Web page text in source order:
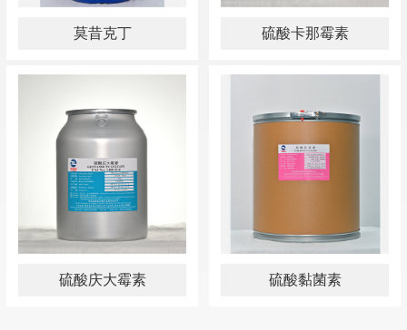
莫昔克丁 硫酸卡那霉素
硫酸庆大霉素 硫酸黏菌素